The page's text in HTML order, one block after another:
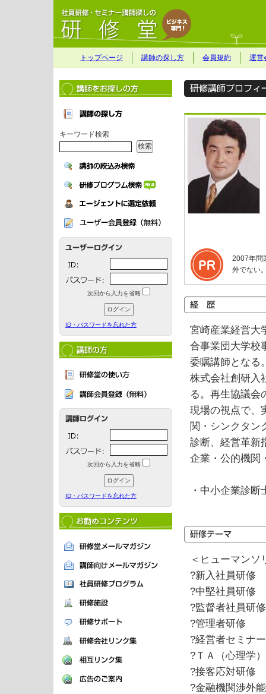
トップページ 講師の探し方 会員規約 運営
キーワード検索
次回から入力を省略
ID・パスワードを忘れた方
次回から入力を省略
ID・パスワードを忘れた方
2007年問
外でない
宮崎産業経営大
合事業団大学校
委嘱講師となる
株式会社創研入
る。再生協議会
現場の視点で、
関・シンクタン
診断、経営革新
企業・公的機関
・中小企業診断
＜ヒューマンソ
?新入社員研修
?中堅社員研修
?監督者社員
?管理者研修
?経営者セミ
?ＴＡ（心理学
?接客応対研修
?金融機関渉外